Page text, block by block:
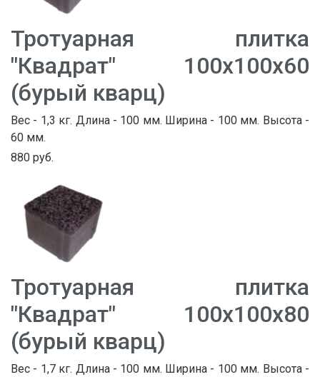
Тротуарная плитка
"Квадрат" 100х100х60
(бурый кварц)
Вес - 1,3 кг. Длина - 100 мм. Ширина - 100 мм. Высота -
60 мм.
880 руб.
Тротуарная плитка
"Квадрат" 100х100х80
(бурый кварц)
Вес - 1,7 кг. Длина - 100 мм. Ширина - 100 мм. Высота -